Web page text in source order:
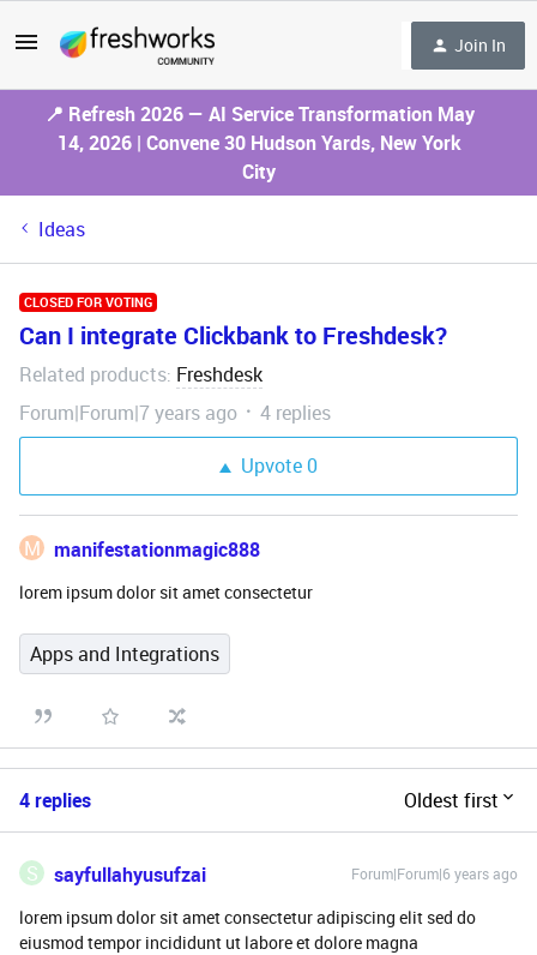
Join In
📍 Refresh 2026 — AI Service Transformation May
14, 2026 | Convene 30 Hudson Yards, New York
City
Ideas
CLOSED FOR VOTING
Can I integrate Clickbank to Freshdesk?
Related products: Freshdesk
Forum|Forum|7 years ago
4 replies
Upvote0
M manifestationmagic888
lorem ipsum dolor sit amet consectetur
Apps and Integrations
4 replies Oldest first
S sayfullahyusufzai Forum|Forum|6 years ago
lorem ipsum dolor sit amet consectetur adipiscing elit sed do
eiusmod tempor incididunt ut labore et dolore magna